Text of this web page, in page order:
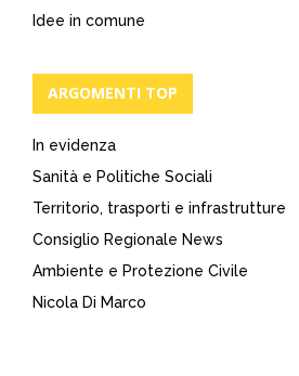
Idee in comune
ARGOMENTI TOP
In evidenza
Sanità e Politiche Sociali
Territorio, trasporti e infrastrutture
Consiglio Regionale News
Ambiente e Protezione Civile
Nicola Di Marco